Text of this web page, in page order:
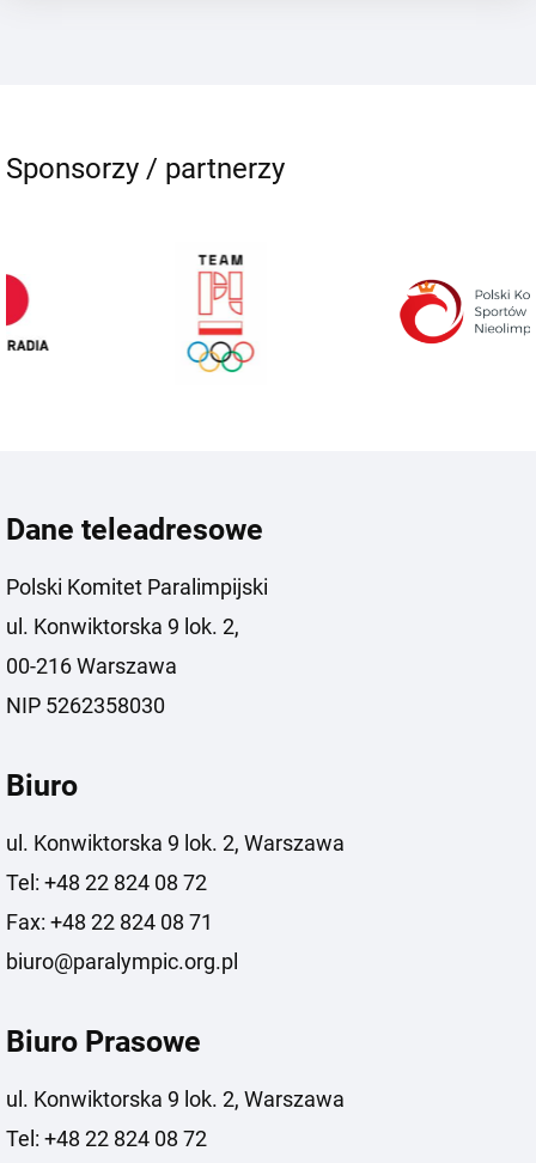
Sponsorzy / partnerzy
Dane teleadresowe
Polski Komitet Paralimpijski
ul. Konwiktorska 9 lok. 2,
00-216 Warszawa
NIP 5262358030
Biuro
ul. Konwiktorska 9 lok. 2, Warszawa
Tel: +48 22 824 08 72
Fax: +48 22 824 08 71
biuro@paralympic.org.pl
Biuro Prasowe
ul. Konwiktorska 9 lok. 2, Warszawa
Tel: +48 22 824 08 72